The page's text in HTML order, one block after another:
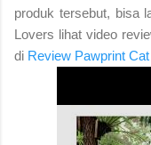
produk tersebut, bisa
Lovers lihat video
di Review Pawprint